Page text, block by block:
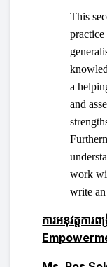
This
practice
a
and
work
write an
ការអនុវត្តក